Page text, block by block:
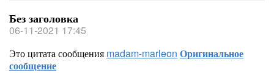
Без заголовка
06-11-2021 17:45
Это цитата сообщения madam-marleon Оригинальное
сообщение